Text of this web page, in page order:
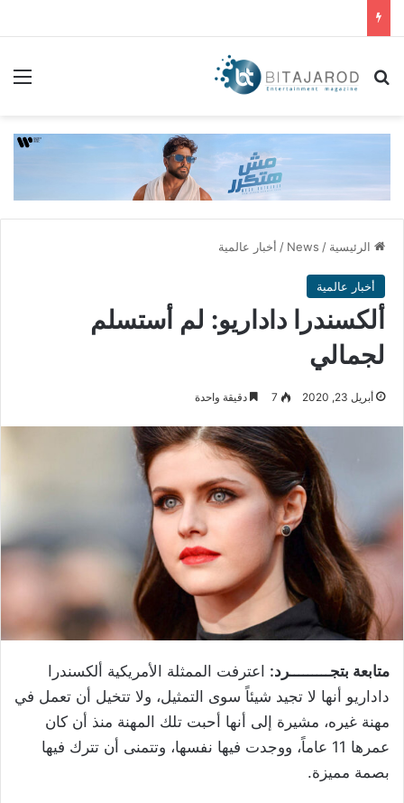
بحث عن
الرئيسية /
News
/ أخبار عالمية
أخبار عالمية
ألكسندرا داداريو: لم أستسلم
لجمالي
أبريل 23, 2020 7 دقيقة واحدة
متابعة بتجـــــــــرد: اعترفت الممثلة الأمريكية ألكسندرا
داداريو أنها لا تجيد شيئاً سوى التمثيل، ولا تتخيل أن تعمل في
مهنة غيره، مشيرة إلى أنها أحبت تلك المهنة منذ أن كان
عمرها 11 عاماً، ووجدت فيها نفسها، وتتمنى أن تترك فيها
بصمة مميزة.